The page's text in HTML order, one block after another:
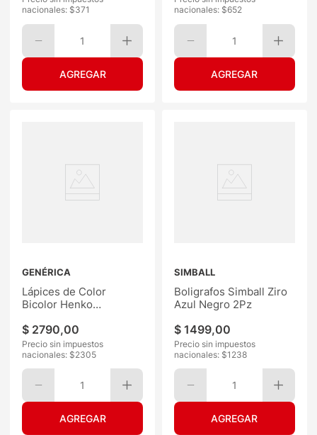
nacionales: $371
1
nacionales: $652
1
GENÉRICA
Lápices de Color
Bicolor Henko
$ 2790,00
Precio sin impuestos
nacionales: $2305
1
SIMBALL
Boligrafos Simball Ziro
Azul Negro 2Pz
$ 1499,00
Precio sin impuestos
nacionales: $1238
1